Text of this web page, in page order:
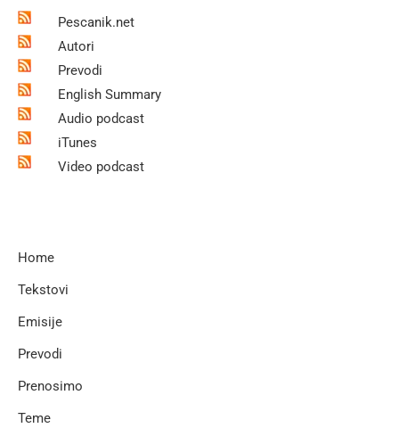
Pescanik.net
Autori
Prevodi
English Summary
Audio podcast
iTunes
Video podcast
Home
Tekstovi
Emisije
Prevodi
Prenosimo
Teme